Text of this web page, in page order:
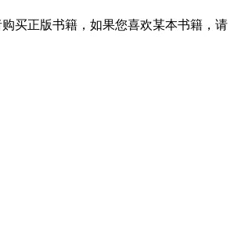
买正版书籍，如果您喜欢某本书籍，请